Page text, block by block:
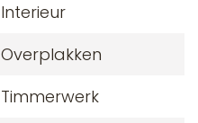
Interieur
Overplakken
Timmerwerk